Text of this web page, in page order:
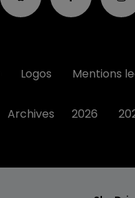
Logos Mentions
Archives 2026